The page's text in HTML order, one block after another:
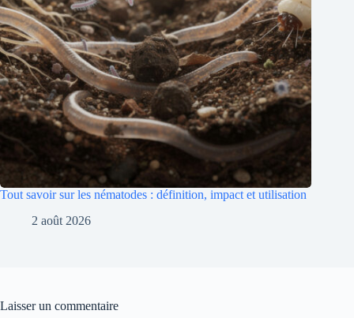
Tout savoir sur les nématodes : définition, impact et utilisation
2 août 2026
Laisser un commentaire